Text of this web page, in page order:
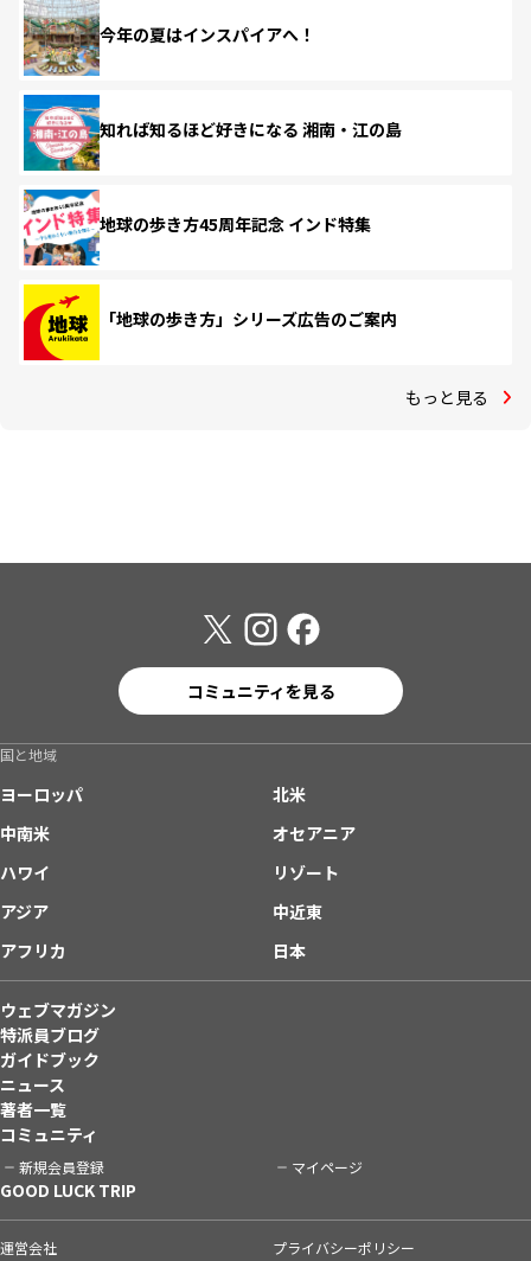
今年の夏はインスパイアへ！
知れば知るほど好きになる 湘南・江の島
地球の歩き方45周年記念 インド特集
「地球の歩き方」シリーズ広告のご案内
もっと見る
コミュニティを見る
国と地域
ヨーロッパ
北米
中南米
オセアニア
ハワイ
リゾート
アジア
中近東
アフリカ
日本
ウェブマガジン
特派員ブログ
ガイドブック
ニュース
著者一覧
コミュニティ
新規会員登録 マイページ
GOOD LUCK TRIP
運営会社 プライバシーポリシー